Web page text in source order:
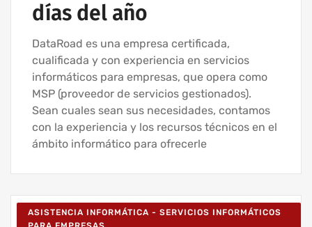
días del año
DataRoad es una empresa certificada,
cualificada y con experiencia en servicios
informáticos para empresas, que opera como
MSP (proveedor de servicios gestionados).
Sean cuales sean sus necesidades, contamos
con la experiencia y los recursos técnicos en el
ámbito informático para ofrecerle
ASISTENCIA INFORMÁTICA - SERVICIOS INFORMÁTICOS